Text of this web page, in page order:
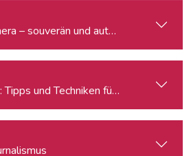
– souverän und authentisch
und Techniken für TV und Web